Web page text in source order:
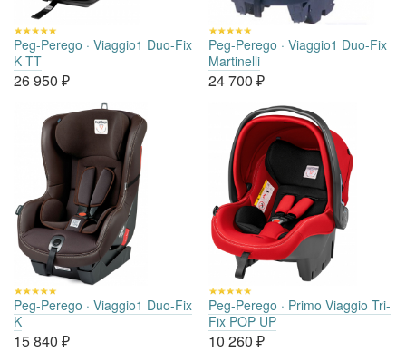
Peg-Perego · Viaggio1 Duo-Fix
K TT
26 950 ₽
Peg-Perego · Viaggio1 Duo-Fix
Martinelli
24 700 ₽
Peg-Perego · Viaggio1 Duo-Fix
K
15 840 ₽
Peg-Perego · Primo Viaggio Tri-
Fix POP UP
10 260 ₽